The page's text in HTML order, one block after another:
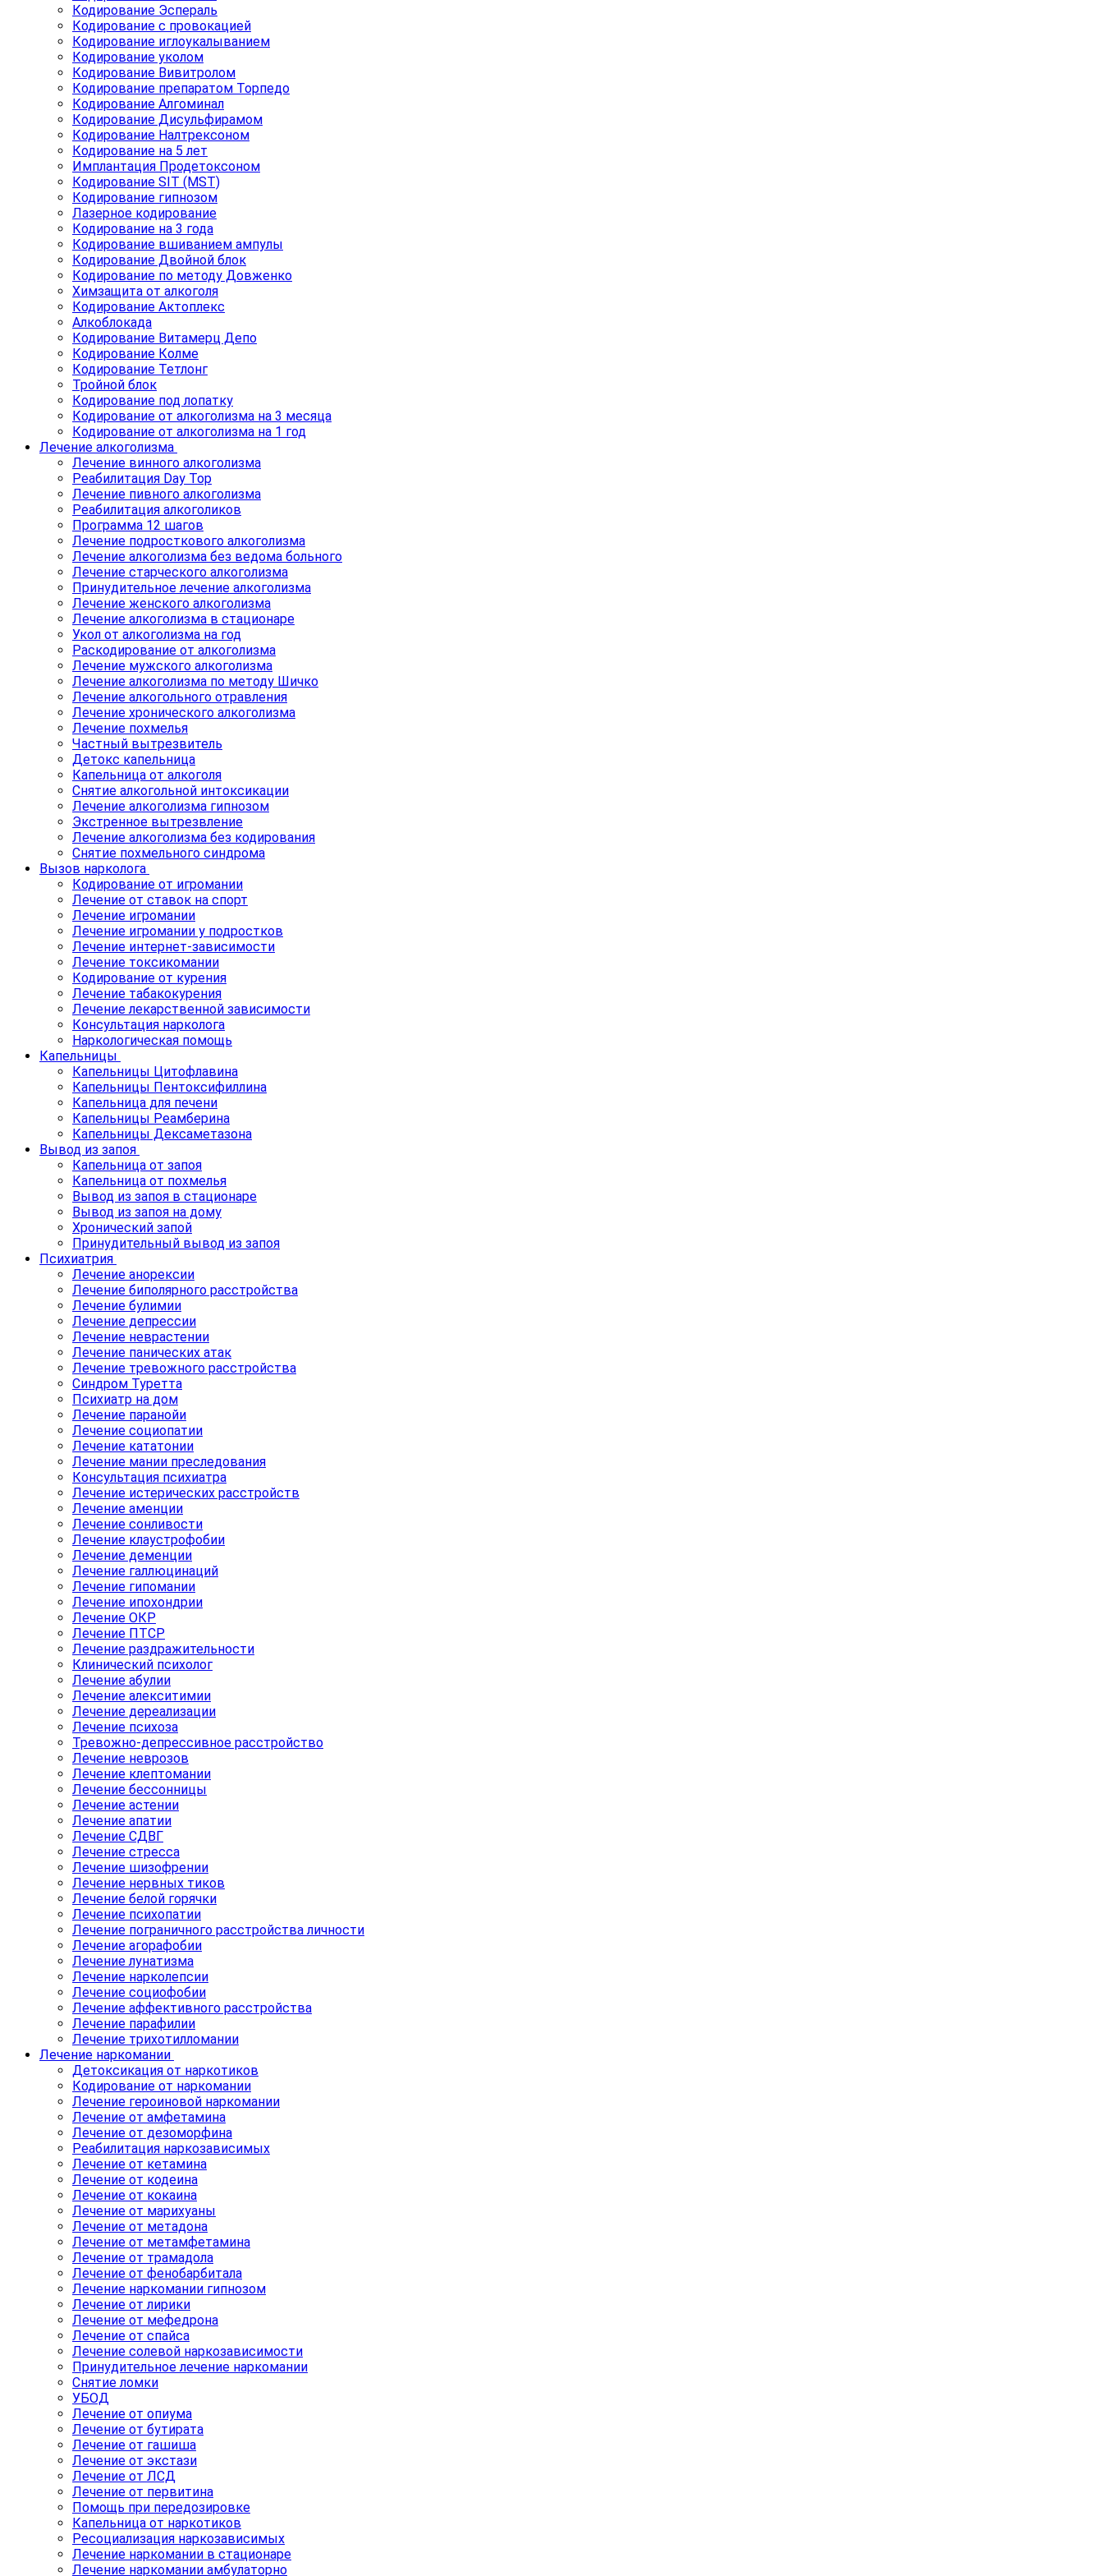
Кодирование Эспераль
Кодирование с провокацией
Кодирование иглоукалыванием
Кодирование уколом
Кодирование Вивитролом
Кодирование препаратом Торпедо
Кодирование Алгоминал
Кодирование Дисульфирамом
Кодирование Налтрексоном
Кодирование на 5 лет
Имплантация Продетоксоном
Кодирование SIT (MST)
Кодирование гипнозом
Лазерное кодирование
Кодирование на 3 года
Кодирование вшиванием ампулы
Кодирование Двойной блок
Кодирование по методу Довженко
Химзащита от алкоголя
Кодирование Актоплекс
Алкоблокада
Кодирование Витамерц Депо
Кодирование Колме
Кодирование Тетлонг
Тройной блок
Кодирование под лопатку
Кодирование от алкоголизма на 3 месяца
Кодирование от алкоголизма на 1 год
Лечение алкоголизма
Лечение винного алкоголизма
Реабилитация Day Top
Лечение пивного алкоголизма
Реабилитация алкоголиков
Программа 12 шагов
Лечение подросткового алкоголизма
Лечение алкоголизма без ведома больного
Лечение старческого алкоголизма
Принудительное лечение алкоголизма
Лечение женского алкоголизма
Лечение алкоголизма в стационаре
Укол от алкоголизма на год
Раскодирование от алкоголизма
Лечение мужского алкоголизма
Лечение алкоголизма по методу Шичко
Лечение алкогольного отравления
Лечение хронического алкоголизма
Лечение похмелья
Частный вытрезвитель
Детокс капельница
Капельница от алкоголя
Снятие алкогольной интоксикации
Лечение алкоголизма гипнозом
Экстренное вытрезвление
Лечение алкоголизма без кодирования
Снятие похмельного синдрома
Вызов нарколога
Кодирование от игромании
Лечение от ставок на спорт
Лечение игромании
Лечение игромании у подростков
Лечение интернет-зависимости
Лечение токсикомании
Кодирование от курения
Лечение табакокурения
Лечение лекарственной зависимости
Консультация нарколога
Наркологическая помощь
Капельницы
Капельницы Цитофлавина
Капельницы Пентоксифиллина
Капельница для печени
Капельницы Реамберина
Капельницы Дексаметазона
Вывод из запоя
Капельница от запоя
Капельница от похмелья
Вывод из запоя в стационаре
Вывод из запоя на дому
Хронический запой
Принудительный вывод из запоя
Психиатрия
Лечение анорексии
Лечение биполярного расстройства
Лечение булимии
Лечение депрессии
Лечение неврастении
Лечение панических атак
Лечение тревожного расстройства
Синдром Туретта
Психиатр на дом
Лечение паранойи
Лечение социопатии
Лечение кататонии
Лечение мании преследования
Консультация психиатра
Лечение истерических расстройств
Лечение аменции
Лечение сонливости
Лечение клаустрофобии
Лечение деменции
Лечение галлюцинаций
Лечение гипомании
Лечение ипохондрии
Лечение ОКР
Лечение ПТСР
Лечение раздражительности
Клинический психолог
Лечение абулии
Лечение алекситимии
Лечение дереализации
Лечение психоза
Тревожно-депрессивное расстройство
Лечение неврозов
Лечение клептомании
Лечение бессонницы
Лечение астении
Лечение апатии
Лечение СДВГ
Лечение стресса
Лечение шизофрении
Лечение нервных тиков
Лечение белой горячки
Лечение психопатии
Лечение пограничного расстройства личности
Лечение агорафобии
Лечение лунатизма
Лечение нарколепсии
Лечение социофобии
Лечение аффективного расстройства
Лечение парафилии
Лечение трихотилломании
Лечение наркомании
Детоксикация от наркотиков
Кодирование от наркомании
Лечение героиновой наркомании
Лечение от амфетамина
Лечение от дезоморфина
Реабилитация наркозависимых
Лечение от кетамина
Лечение от кодеина
Лечение от кокаина
Лечение от марихуаны
Лечение от метадона
Лечение от метамфетамина
Лечение от трамадола
Лечение от фенобарбитала
Лечение наркомании гипнозом
Лечение от лирики
Лечение от мефедрона
Лечение от спайса
Лечение солевой наркозависимости
Принудительное лечение наркомании
Снятие ломки
УБОД
Лечение от опиума
Лечение от бутирата
Лечение от гашиша
Лечение от экстази
Лечение от ЛСД
Лечение от первитина
Помощь при передозировке
Капельница от наркотиков
Ресоциализация наркозависимых
Лечение наркомании в стационаре
Лечение наркомании амбулаторно